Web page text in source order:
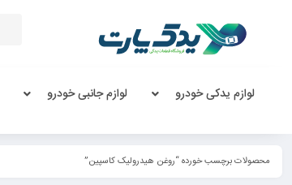
لوازم یدکی خودرو لوازم جانبی خودرو
محصولات برچسب خورده “روغن هیدرولیک کاسپین”